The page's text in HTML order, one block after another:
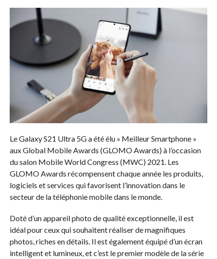
Le Galaxy S21 Ultra 5G a été élu « Meilleur Smartphone »
aux Global Mobile Awards (GLOMO Awards) à l’occasion
du salon Mobile World Congress (MWC) 2021. Les
GLOMO Awards récompensent chaque année les produits,
logiciels et services qui favorisent l’innovation dans le
secteur de la téléphonie mobile dans le monde.
Doté d’un appareil photo de qualité exceptionnelle, il est
idéal pour ceux qui souhaitent réaliser de magnifiques
photos, riches en détails. Il est également équipé d’un écran
intelligent et lumineux, et c’est le premier modèle de la série